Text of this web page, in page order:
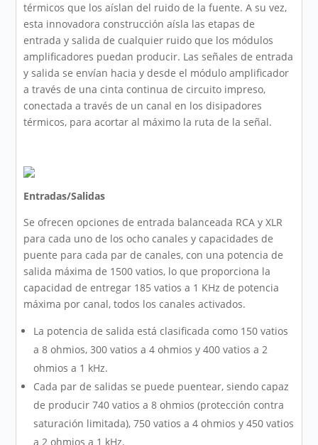
térmicos que los aíslan del ruido de la fuente. A su vez,
esta innovadora construcción aísla las etapas de
entrada y salida de cualquier ruido que los módulos
amplificadores puedan producir. Las señales de entrada
y salida se envían hacia y desde el módulo amplificador
a través de una cinta continua de circuito impreso,
conectada a través de un canal en los disipadores
térmicos, para acortar al máximo la ruta de la señal.
Entradas/Salidas
Se ofrecen opciones de entrada balanceada RCA y XLR
para cada uno de los ocho canales y capacidades de
puente para cada par de canales, con una potencia de
salida máxima de 1500 vatios, lo que proporciona la
capacidad de entregar 185 vatios a 1 KHz de potencia
máxima por canal, todos los canales activados.
La potencia de salida está clasificada como 150 vatios
a 8 ohmios, 300 vatios a 4 ohmios y 400 vatios a 2
ohmios a 1 kHz.
Cada par de salidas se puede puentear, siendo capaz
de producir 740 vatios a 8 ohmios (protección contra
saturación limitada), 750 vatios a 4 ohmios y 450 vatios
a 2 ohmios a 1 kHz.